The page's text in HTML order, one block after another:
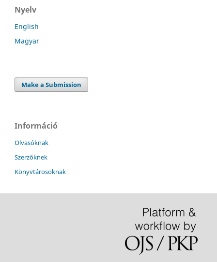
Nyelv
English
Magyar
Make a Submission
Információ
Olvasóknak
Szerzőknek
Könyvtárosoknak